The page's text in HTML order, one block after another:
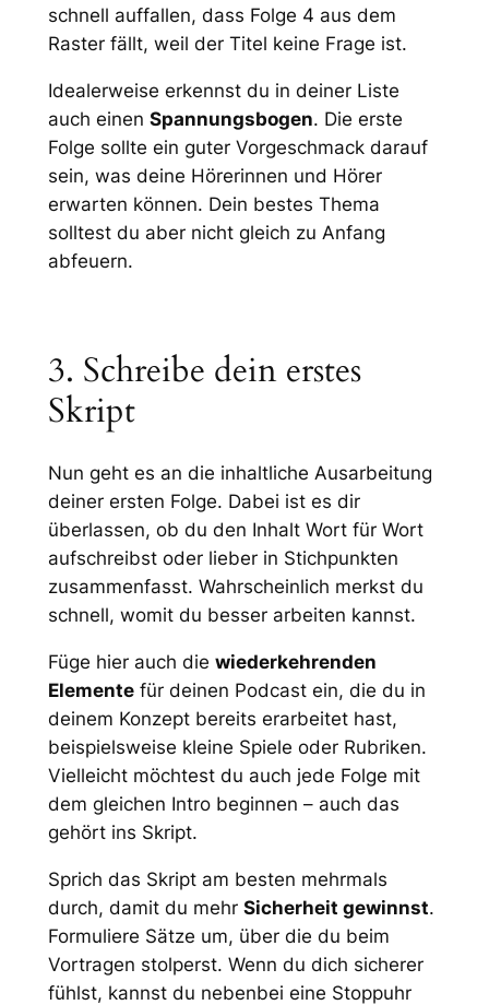
schnell auffallen, dass Folge 4 aus dem
Raster fällt, weil der Titel keine Frage ist.
Idealerweise erkennst du in deiner Liste
auch einen Spannungsbogen. Die erste
Folge sollte ein guter Vorgeschmack darauf
sein, was deine Hörerinnen und Hörer
erwarten können. Dein bestes Thema
solltest du aber nicht gleich zu Anfang
abfeuern.
3. Schreibe dein erstes
Skript
Nun geht es an die inhaltliche Ausarbeitung
deiner ersten Folge. Dabei ist es dir
überlassen, ob du den Inhalt Wort für Wort
aufschreibst oder lieber in Stichpunkten
zusammenfasst. Wahrscheinlich merkst du
schnell, womit du besser arbeiten kannst.
Füge hier auch die wiederkehrenden
Elementefür deinen Podcast ein, die du in
deinem Konzept bereits erarbeitet hast,
beispielsweise kleine Spiele oder Rubriken.
Vielleicht möchtest du auch jede Folge mit
dem gleichen Intro beginnen – auch das
gehört ins Skript.
Sprich das Skript am besten mehrmals
durch, damit du mehr Sicherheit gewinnst.
Formuliere Sätze um, über die du beim
Vortragen stolperst. Wenn du dich sicherer
fühlst, kannst du nebenbei eine Stoppuhr